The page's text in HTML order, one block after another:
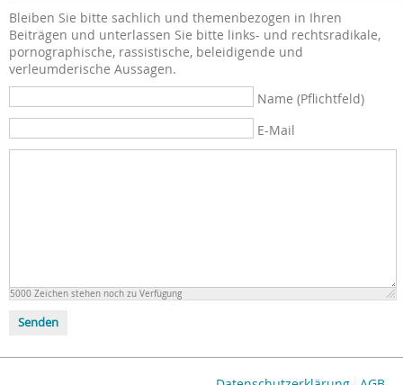
Bleiben Sie bitte sachlich und themenbezogen in Ihren
Beiträgen und unterlassen Sie bitte links- und rechtsradikale,
pornographische, rassistische, beleidigende und
verleumderische Aussagen.
Name (Pflichtfeld)
E-Mail
5000 Zeichen stehen noch zu Verfügung
Senden